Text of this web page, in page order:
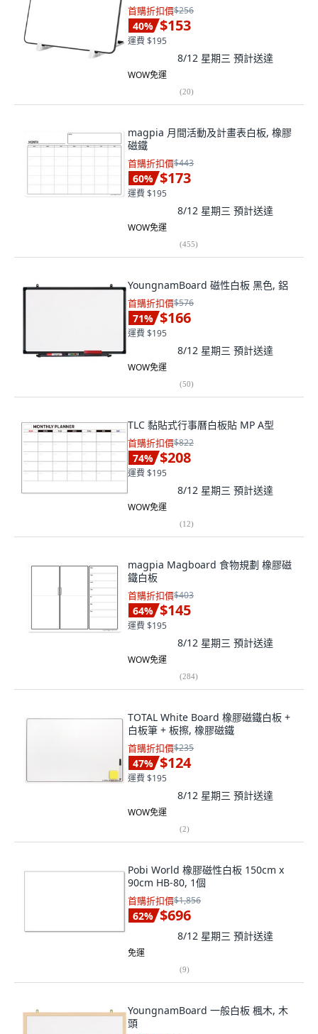
首購折扣價$256
40% $153
運費 $195
8/12 星期三 預計送達
WOW免運
(20)
magpia 月間活動及計畫表白板, 橡膠
磁鐵
首購折扣價$443
60% $173
運費 $195
8/12 星期三 預計送達
WOW免運
(455)
YoungnamBoard 磁性白板 黑色, 鋁
首購折扣價$576
71% $166
運費 $195
8/12 星期三 預計送達
WOW免運
(50)
TLC 黏貼式行事曆白板貼 MP A型
首購折扣價$822
74% $208
運費 $195
8/12 星期三 預計送達
WOW免運
(12)
magpia Magboard 食物規劃 橡膠磁
鐵白板
首購折扣價$403
64% $145
運費 $195
8/12 星期三 預計送達
WOW免運
(284)
TOTAL White Board 橡膠磁鐵白板 +
白板筆 + 板擦, 橡膠磁鐵
首購折扣價$235
47% $124
運費 $195
8/12 星期三 預計送達
WOW免運
(2)
Pobi World 橡膠磁性白板 150cm x
90cm HB-80, 1個
首購折扣價$1,856
62% $696
8/12 星期三 預計送達
免運
(9)
YoungnamBoard 一般白板 楓木, 木
頭